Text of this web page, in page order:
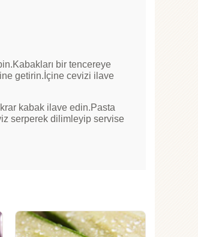
bir tencereye
getirin.İçine cevizi ilave
kabak ilave edin.Pasta
serperek dilimleyip servise